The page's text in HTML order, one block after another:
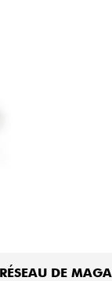
marques
DE